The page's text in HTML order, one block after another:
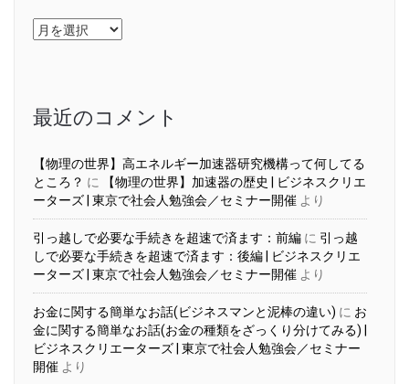
ア
ー
最近のコメント
【物理の世界】高エネルギー加速器研究機構って何してる
ところ？ に
【物理の世界】加速器の歴史 | ビジネスクリエ
ーターズ | 東京で社会人勉強会／セミナー開催 より
引っ越しで必要な手続きを超速で済ます：前編 に 引っ越
しで必要な手続きを超速で済ます：後編 | ビジネスクリエ
ーターズ | 東京で社会人勉強会／セミナー開催 より
お金に関する簡単なお話(ビジネスマンと泥棒の違い) に お
金に関する簡単なお話(お金の種類をざっくり分けてみる) |
ビジネスクリエーターズ | 東京で社会人勉強会／セミナー
開催 より